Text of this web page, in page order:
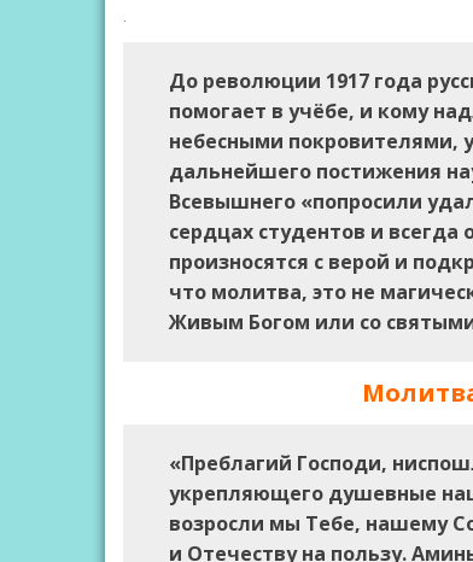
.
До революции 1917 года
помогает в учёбе, и кому
небесными покровителями,
дальнейшего постижения
Всевышнего «попросили
сердцах студентов и
произносятся с верой и
что молитва, это не
Живым Богом или со
«Преблагий Господи,
укрепляющего душевные
возросли мы Тебе, нашему
и Отечеству на пользу.